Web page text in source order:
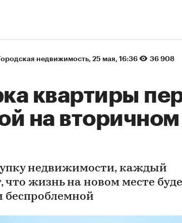
недвижимость⁠, 25 мая, 16:36
36 908
квартиры
на вторичном
недвижимости, каждый
что жизнь на новом месте